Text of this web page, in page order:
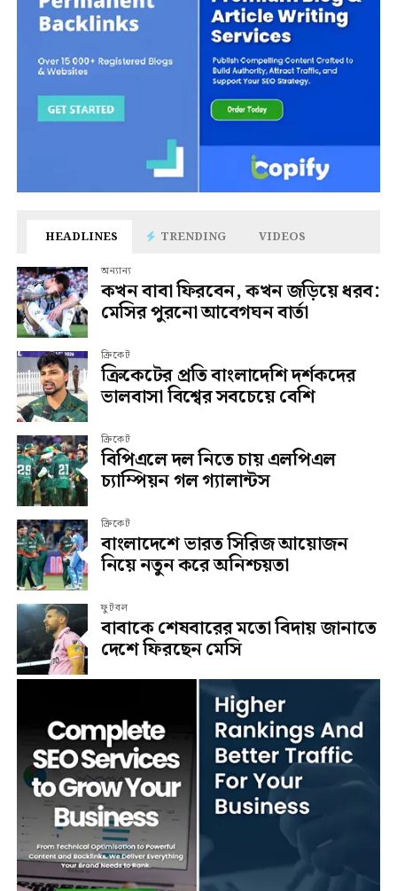
HEADLINES TRENDING VIDEOS
অন্যান্য
কখন বাবা ফিরবেন, কখন জড়িয়ে ধরব:
মেসির পুরনো আবেগঘন বার্তা
ক্রিকেট
ক্রিকেটের প্রতি বাংলাদেশি দর্শকদের
ভালবাসা বিশ্বের সবচেয়ে বেশি
ক্রিকেট
বিপিএলে দল নিতে চায় এলপিএল
চ্যাম্পিয়ন গল গ্যালান্টস
ক্রিকেট
বাংলাদেশে ভারত সিরিজ আয়োজন
নিয়ে নতুন করে অনিশ্চয়তা
ফুটবল
বাবাকে শেষবারের মতো বিদায় জানাতে
দেশে ফিরছেন মেসি